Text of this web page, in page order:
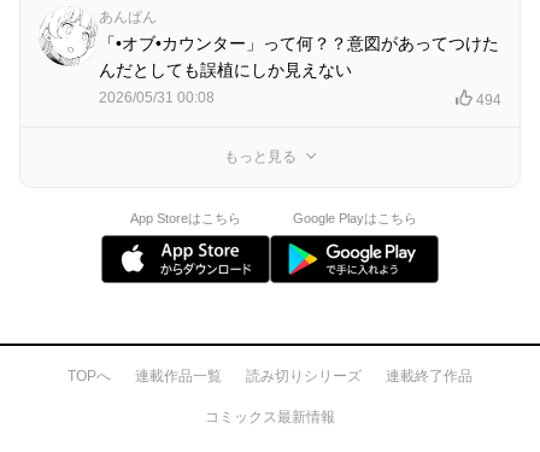
あんぱん
「•オブ•カウンター」って何？？意図があってつけた
んだとしても誤植にしか見えない
2026/05/31 00:08 494
もっと見る
App Storeはこちら Google Playはこちら
TOPへ 連載作品一覧 読み切りシリーズ 連載終了作品
コミックス最新情報